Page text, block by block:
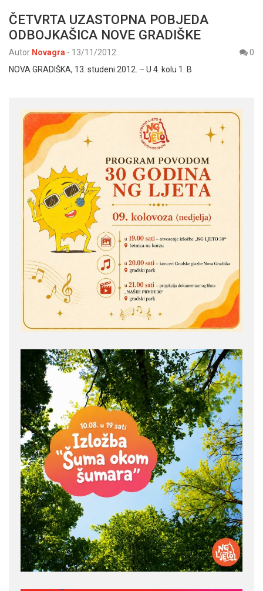
ČETVRTA UZASTOPNA POBJEDA
ODBOJKAŠICA NOVE GRADIŠKE
Autor Novagra - 13/11/2012
0
NOVA GRADIŠKA, 13. studeni 2012. – U 4. kolu 1. B